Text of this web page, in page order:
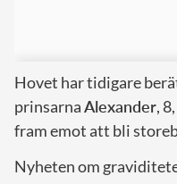
Hovet har tidigare
prinsarnaAlexander, 8,
fram emot att bli
Nyheten om